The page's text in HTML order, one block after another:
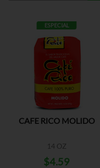
ESPECIAL
CAFE RICO MOLIDO
14 OZ
$4.59